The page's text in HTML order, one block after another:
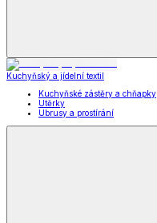
Kuchyňský a jídelní textil
Kuchyňské zástěry a chňapky
Utěrky
Ubrusy a prostírání